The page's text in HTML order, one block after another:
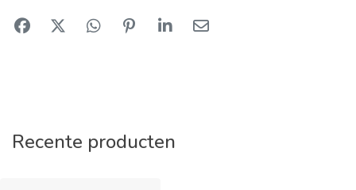
Recente producten